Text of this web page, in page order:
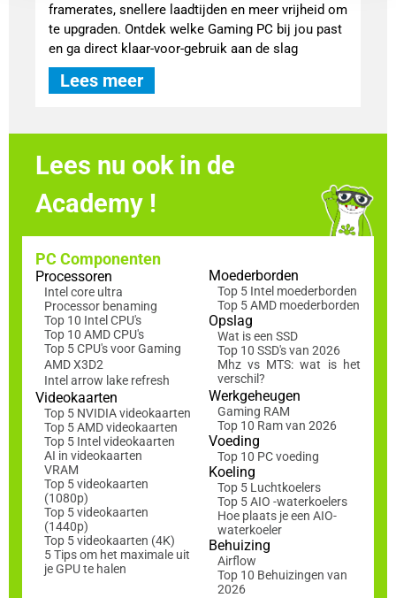
framerates, snellere laadtijden en meer vrijheid om
te upgraden. Ontdek welke Gaming PC bij jou past
en ga direct klaar-voor-gebruik aan de slag
Lees meer
Lees nu ook in de
Academy !
PC Componenten
Processoren
Intel core ultra
Processor benaming
Top 10 Intel CPU's
Top 10 AMD CPU's
Top 5 CPU's voor Gaming
AMD X3D2
Intel arrow lake refresh
Videokaarten
Top 5 NVIDIA videokaarten
Top 5 AMD videokaarten
Top 5 Intel videokaarten
AI in videokaarten
VRAM
Top 5 videokaarten
(1080p)
Top 5 videokaarten
(1440p)
Top 5 videokaarten (4K)
5 Tips om het maximale uit
je GPU te halen
Moederborden
Top 5 Intel moederborden
Top 5 AMD moederborden
Opslag
Wat is een SSD
Top 10 SSD's van 2026
Mhz vs MTS: wat is het
verschil?
Werkgeheugen
Gaming RAM
Top 10 Ram van 2026
Voeding
Top 10 PC voeding
Koeling
Top 5 Luchtkoelers
Top 5 AIO -waterkoelers
Hoe plaats je een AIO-
waterkoeler
Behuizing
Airflow
Top 10 Behuizingen van
2026